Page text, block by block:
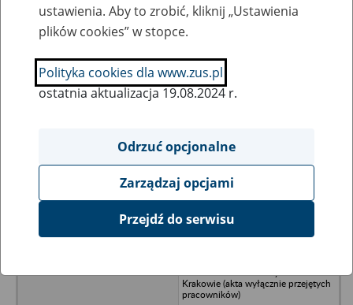
SZUKAJ
Ukryj wszystkie pozycje bazy
Zakład Prefabrykacji w Rogoźniku
Krakowie (akta wyłącznie przejętych
pracowników)
ustawienia. Aby to zrobić, kliknij „Ustawienia
plików cookies” w stopce.
Polityka cookies dla www.zus.pl
ostatnia aktualizacja 19.08.2024 r.
Odrzuć opcjonalne
Zarządzaj opcjami
Przejdź do serwisu